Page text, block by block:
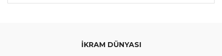
Yorum Yaz
Bu ürünün fiyat bilgisi, resim, ürün açıklamalarında ve
İKRAM DÜNYASI